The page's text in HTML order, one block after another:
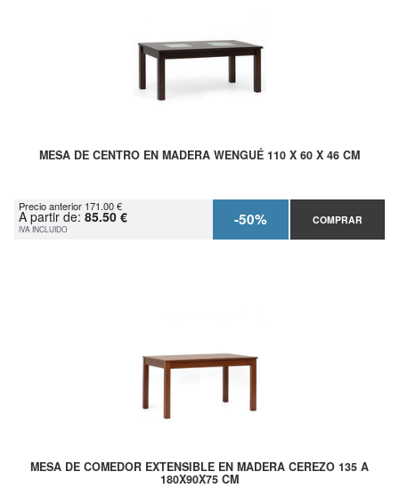
MESA DE CENTRO EN MADERA WENGUÉ 110 X 60 X 46 CM
Precio anterior 171.00 €
A partir de: 85.50 €
IVA INCLUIDO -50% COMPRAR
MESA DE COMEDOR EXTENSIBLE EN MADERA CEREZO 135 A
180X90X75 CM